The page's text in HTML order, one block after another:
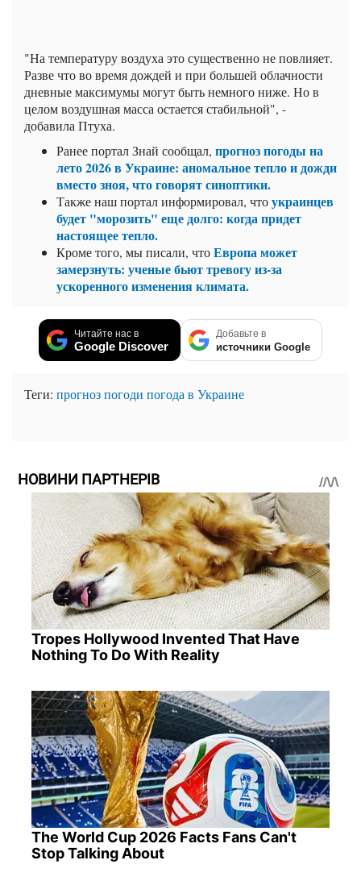
"На температуру воздуха это существенно не повлияет.
Разве что во время дождей и при большей облачности
дневные максимумы могут быть немного ниже. Но в
целом воздушная масса остается стабильной", -
добавила Птуха.
Ранее портал Знай сообщал, прогноз погоды на
лето 2026 в Украине: аномальное тепло и дожди
вместо зноя, что говорят синоптики.
Также наш портал информировал, чтоукраинцев
будет "морозить" еще долго: когда придет
настоящее тепло.
Кроме того, мы писали, чтоЕвропа может
замерзнуть: ученые бьют тревогу из-за
ускоренного изменения климата.
Читайте нас в
Google Discover
Добавьте в
источники Google
Теги: прогноз погоди погода в Украине
НОВИНИ ПАРТНЕРІВ
Tropes Hollywood Invented That Have
Nothing To Do With Reality
The World Cup 2026 Facts Fans Can't
Stop Talking About